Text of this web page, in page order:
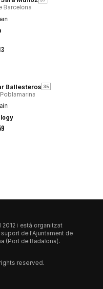
Barcelona
Ballesteros 35
2012 i està organitzat
de l'Ajuntament de
(Port de Badalona).
reserved.